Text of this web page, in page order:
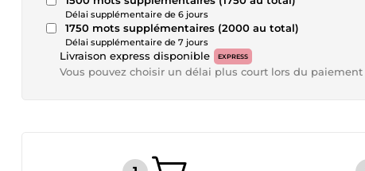
Délai supplémentaire de 6 jours
1750 mots supplémentaires (2000 au total)
Délai supplémentaire de 7 jours
Livraison express disponible EXPRESS
Vous pouvez choisir un délai plus court lors du paiement